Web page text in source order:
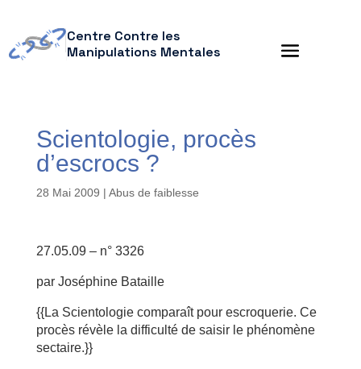
Centre Contre les
Manipulations Mentales
Scientologie, procès
d’escrocs ?
28 Mai 2009 | Abus de faiblesse
27.05.09 – n° 3326
par Joséphine Bataille
{{La Scientologie comparaît pour escroquerie. Ce
procès révèle la difficulté de saisir le phénomène
sectaire.}}